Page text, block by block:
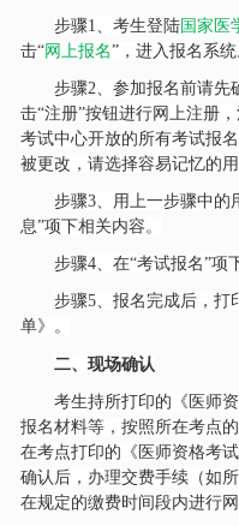
步骤1、考生登陆国家医
击“网上报名”，进入报名系统
步骤2、参加报名前请先
击“注册”按钮进行网上注册
考试中心开放的所有考试报
被更改，请选择容易记忆的
步骤3、用上一步骤中的
息”项下相关内容。
步骤4、在“考试报名”项
步骤5、报名完成后，打
单》。
二、现场确认
考生持所打印的《医师
报名材料等，按照所在考点
在考点打印的《医师资格考
确认后，办理交费手续（如
在规定的缴费时间段内进行网